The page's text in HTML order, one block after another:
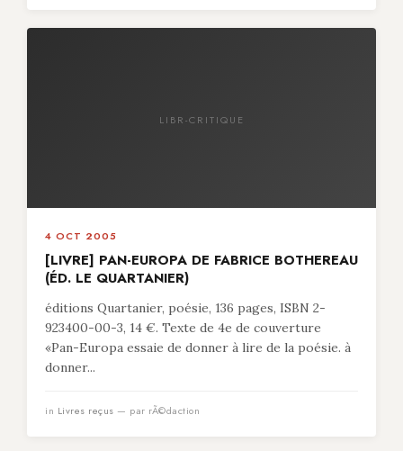
LIBR-CRITIQUE
4 OCT 2005
[LIVRE] PAN-EUROPA DE FABRICE BOTHEREAU
(ÉD. LE QUARTANIER)
éditions Quartanier, poésie, 136 pages, ISBN 2-
923400-00-3, 14 €. Texte de 4e de couverture
«Pan-Europa essaie de donner à lire de la poésie. à
donner...
in Livres reçus — par rÃ©daction